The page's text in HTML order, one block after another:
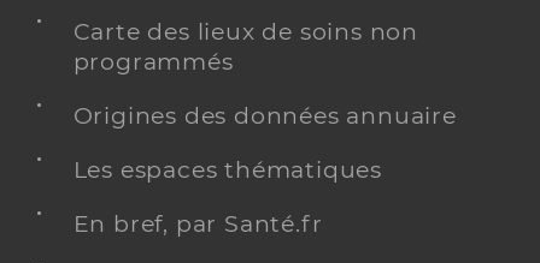
Carte des lieux de soins non
programmés
Origines des données annuaire
Les espaces thématiques
En bref, par Santé.fr